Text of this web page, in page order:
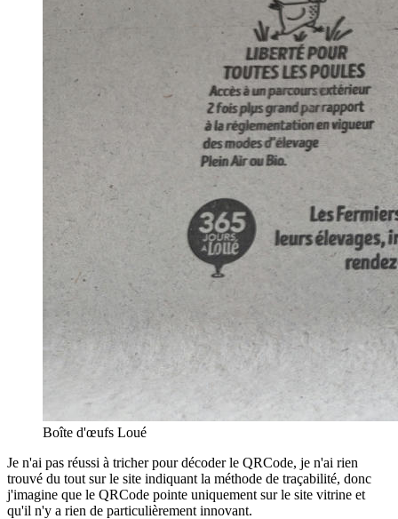
Boîte d'œufs Loué
Je n'ai pas réussi à tricher pour décoder le QRCode, je n'ai rien
trouvé du tout sur le site indiquant la méthode de traçabilité, donc
j'imagine que le QRCode pointe uniquement sur le site vitrine et
qu'il n'y a rien de particulièrement innovant.